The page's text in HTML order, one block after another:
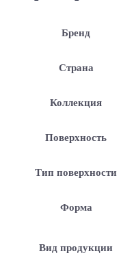
Бренд
Страна
Коллекция
Поверхность
Тип поверхности
Форма
Вид продукции